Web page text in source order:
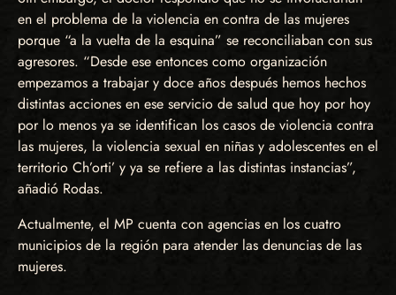
en el problema de la violencia en contra de las mujeres
porque “a la vuelta de la esquina” se reconciliaban con sus
agresores. “Desde ese entonces como organización
empezamos a trabajar y doce años después hemos hechos
distintas acciones en ese servicio de salud que hoy por hoy
por lo menos ya se identifican los casos de violencia contra
las mujeres, la violencia sexual en niñas y adolescentes en el
territorio Ch’orti’ y ya se refiere a las distintas instancias”,
añadió Rodas.
Actualmente, el MP cuenta con agencias en los cuatro
municipios de la región para atender las denuncias de las
mujeres.